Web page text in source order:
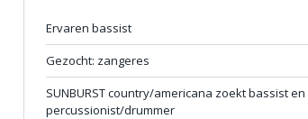
Ervaren bassist
Gezocht: zangeres
SUNBURST country/americana zoekt bassist en
percussionist/drummer